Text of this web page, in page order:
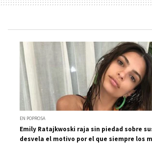
EN POPROSA
Emily Ratajkwoski raja sin piedad sobre
desvela el motivo por el que siempre los